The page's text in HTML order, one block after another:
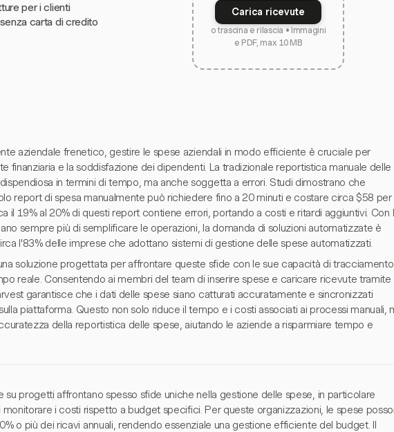
per i clienti
carta di credito
Carica ricevute
o trascina e rilascia • Immagini
e PDF, max 10 MB
aziendale frenetico, gestire le spese aziendali in modo efficiente è cruciale per
finanziaria e la soddisfazione dei dipendenti. La tradizionale reportistica manuale delle
in termini di tempo, ma anche soggetta a errori. Studi dimostrano che
report di spesa manualmente può richiedere fino a 20 minuti e costare circa $58 per
il 19% al 20% di questi report contiene errori, portando a costi e ritardi aggiuntivi. Con
sempre più di semplificare le operazioni, la domanda di soluzioni automatizzate è
l'83% delle imprese che adottano sistemi di gestione delle spese automatizzati.
soluzione progettata per affrontare queste sfide con le sue capacità di tracciamento
reale. Consentendo ai membri del team di inserire spese e caricare ricevute tramite
garantisce che i dati delle spese siano catturati accuratamente e sincronizzati
piattaforma. Questo non solo riduce il tempo e i costi associati ai processi manuali,
della reportistica delle spese, aiutando le aziende a risparmiare tempo e
su progetti affrontano spesso sfide uniche nella gestione delle spese, in particolare
monitorare i costi rispetto a budget specifici. Per queste organizzazioni, le spese
o più dei ricavi annuali, rendendo essenziale una gestione efficiente del budget. Il